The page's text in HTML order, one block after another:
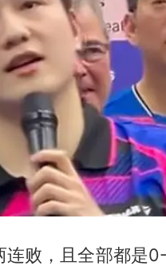
连败，且全部都是